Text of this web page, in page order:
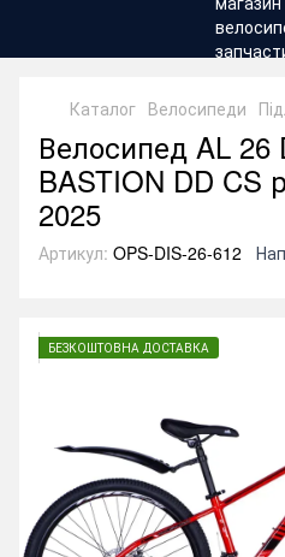
Каталог Велосипеди
Велосипед AL 26
BASTION DD CS
2025
Артикул: OPS-DIS-26-612
БЕЗКОШТОВНА ДОСТАВКА